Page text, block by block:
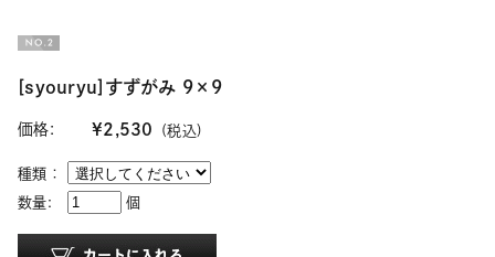
[syouryu]すずがみ 9×9
価格: ¥2,530 (税込)
種類：
数量:
個